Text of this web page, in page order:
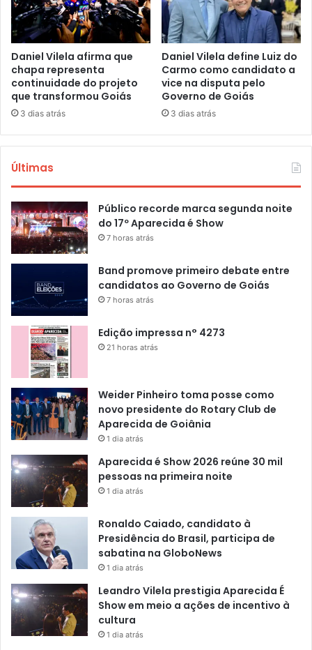
Daniel Vilela afirma que
chapa representa
continuidade do projeto
que transformou Goiás
3 dias atrás
Daniel Vilela define Luiz do
Carmo como candidato a
vice na disputa pelo
Governo de Goiás
3 dias atrás
Últimas
Público recorde marca segunda noite
do 17º Aparecida é Show
7 horas atrás
Band promove primeiro debate entre
candidatos ao Governo de Goiás
7 horas atrás
Edição impressa n° 4273
21 horas atrás
Weider Pinheiro toma posse como
novo presidente do Rotary Club de
Aparecida de Goiânia
1 dia atrás
Aparecida é Show 2026 reúne 30 mil
pessoas na primeira noite
1 dia atrás
Ronaldo Caiado, candidato à
Presidência do Brasil, participa de
sabatina na GloboNews
1 dia atrás
Leandro Vilela prestigia Aparecida É
Show em meio a ações de incentivo à
cultura
1 dia atrás